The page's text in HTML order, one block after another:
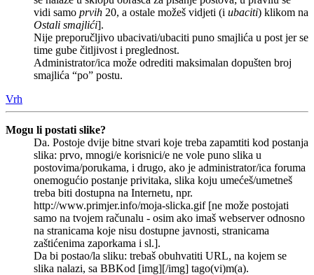
vidi samo prvih 20, a ostale možeš vidjeti (i ubaciti) klikom na
Ostali smajlići].
Nije preporučljivo ubacivati/ubaciti puno smajlića u post jer se
time gube čitljivost i preglednost.
Administrator/ica može odrediti maksimalan dopušten broj
smajlića “po” postu.
Vrh
Mogu li postati slike?
Da. Postoje dvije bitne stvari koje treba zapamtiti kod postanja
slika: prvo, mnogi/e korisnici/e ne vole puno slika u
postovima/porukama, i drugo, ako je administrator/ica foruma
onemogućio postanje privitaka, slika koju umećeš/umetneš
treba biti dostupna na Internetu, npr.
http://www.primjer.info/moja-slicka.gif [ne može postojati
samo na tvojem računalu - osim ako imaš webserver odnosno
na stranicama koje nisu dostupne javnosti, stranicama
zaštićenima zaporkama i sl.].
Da bi postao/la sliku: trebaš obuhvatiti URL, na kojem se
slika nalazi, sa BBKod [img][/img] tago(vi)m(a).